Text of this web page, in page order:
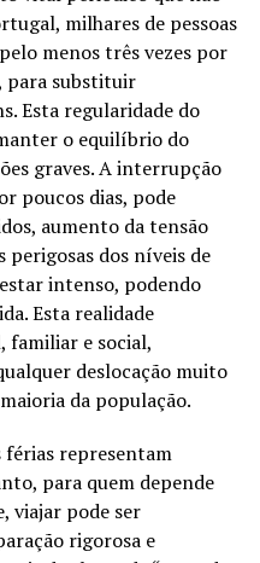
milhares de pessoas
menos três vezes por
para substituir
Esta regularidade do
o equilíbrio do
graves. A interrupção
poucos dias, pode
aumento da tensão
dos níveis de
intenso, podendo
Esta realidade
familiar e social,
deslocação muito
da população.
férias representam
para quem depende
viajar pode ser
rigorosa e